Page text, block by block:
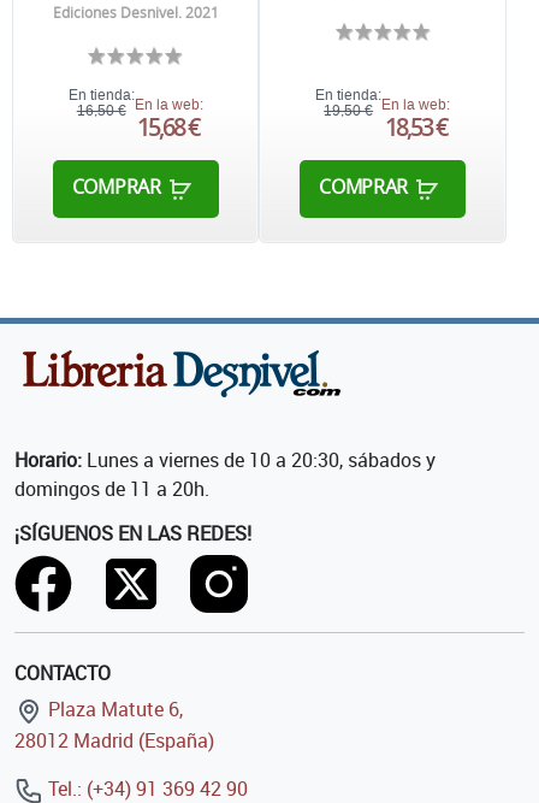
Ediciones Desnivel. 2021
En tienda:
16,50 € En la web:
15,68 €
COMPRAR
En tienda:
19,50 €
En la web:
18,53 €
COMPRAR
Horario: Lunes a viernes de 10 a 20:30, sábados y
domingos de 11 a 20h.
¡SÍGUENOS EN LAS REDES!
CONTACTO
Plaza Matute 6,
28012 Madrid (España)
Tel.: (+34) 91 369 42 90